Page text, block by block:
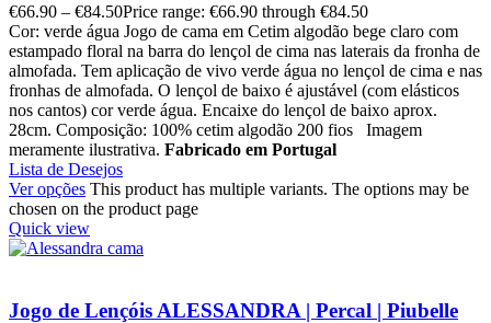
€66.90 – €84.50Price range: €66.90 through €84.50
Cor: verde água Jogo de cama em Cetim algodão bege claro com
estampado floral na barra do lençol de cima nas laterais da fronha de
almofada. Tem aplicação de vivo verde água no lençol de cima e nas
fronhas de almofada. O lençol de baixo é ajustável (com elásticos
nos cantos) cor verde água. Encaixe do lençol de baixo aprox.
28cm. Composição: 100% cetim algodão 200 fios Imagem
meramente ilustrativa. Fabricado em Portugal
Lista de Desejos
Ver opções This product has multiple variants. The options may be
chosen on the product page
Quick view
Jogo de Lençóis ALESSANDRA | Percal | Piubelle